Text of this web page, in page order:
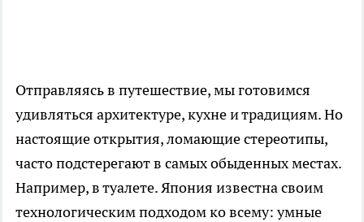
Отправляясь в путешествие, мы готовимся
удивляться архитектуре, кухне и традициям. Но
настоящие открытия, ломающие стереотипы,
часто подстерегают в самых обыденных местах.
Например, в туалете. Япония известна своим
технологическим подходом ко всему: умные